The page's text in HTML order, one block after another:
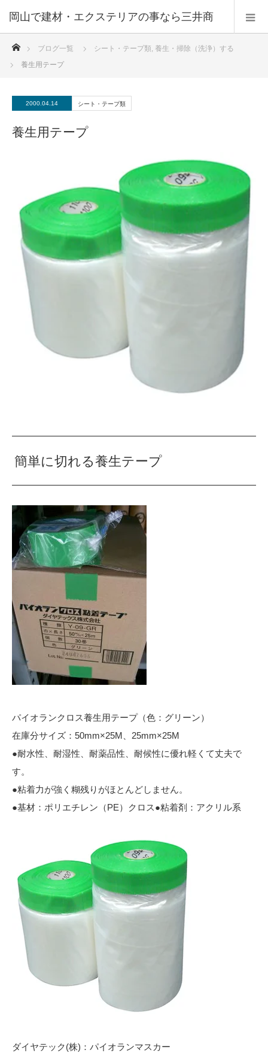
ブログ一覧 シート・テープ類, 養生・掃除（洗浄）する
養生用テープ
2000.04.14 シート・テープ類
養生用テープ
簡単に切れる養生テープ
パイオランクロス養生用テープ（色：グリーン）
在庫分サイズ：50mm×25M、25mm×25M
●耐水性、耐湿性、耐薬品性、耐候性に優れ軽くて丈夫で
す。
●粘着力が強く糊残りがほとんどしません。
●基材：ポリエチレン（PE）クロス●粘着剤：アクリル系
ダイヤテック(株)：パイオランマスカー